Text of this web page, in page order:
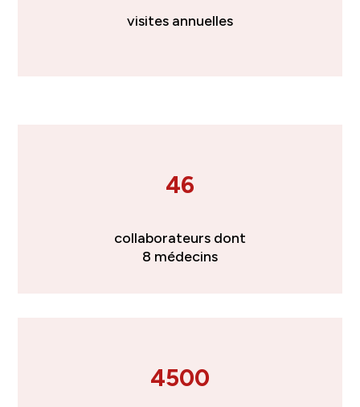
visites annuelles
46
collaborateurs dont
8 médecins
4500